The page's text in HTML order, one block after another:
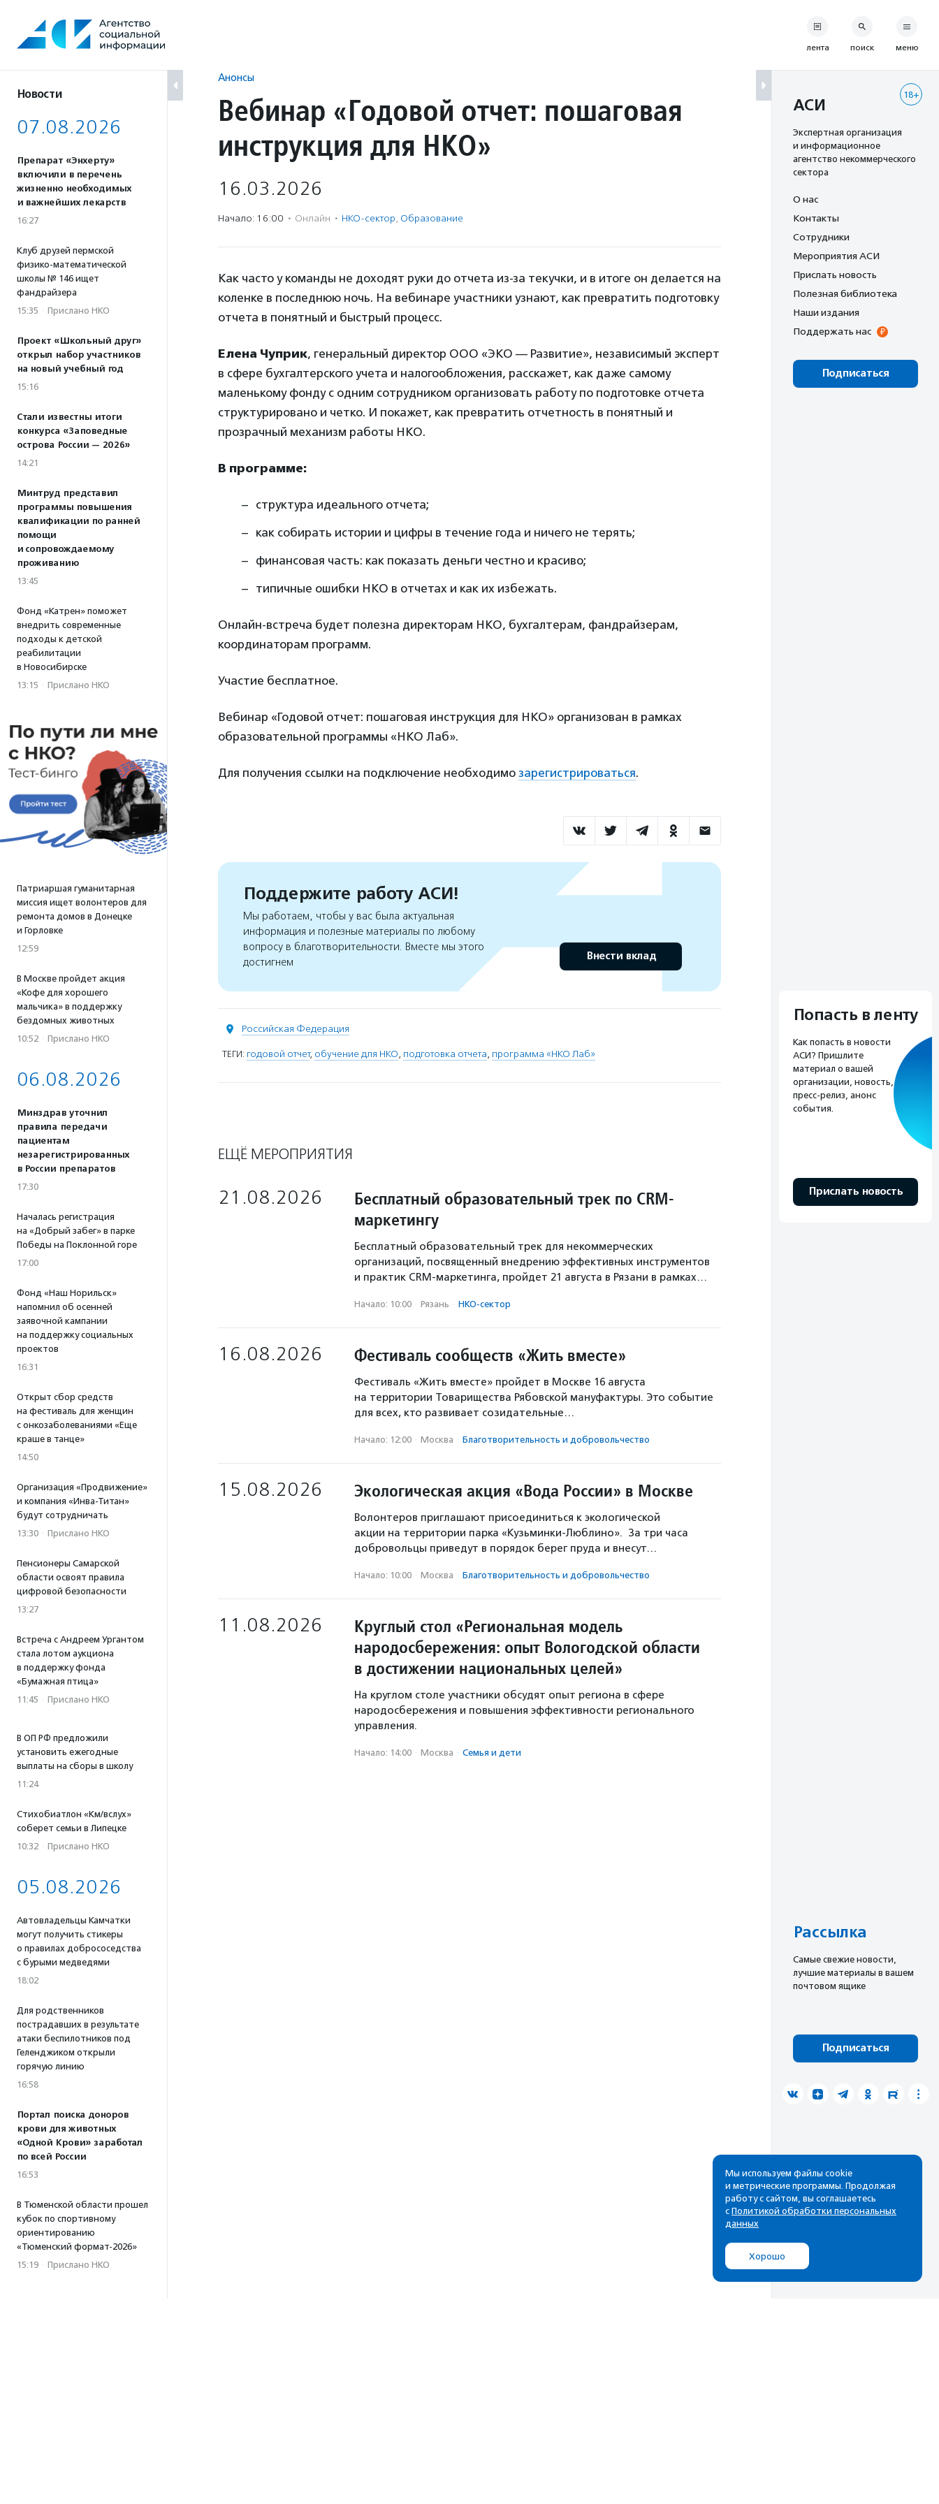
содержанию
Новости
07.08.2026
Препарат «Энхерту»
включили в перечень
жизненно необходимых
и важнейших лекарств
16:27
Клуб друзей пермской
физико-математической
школы № 146 ищет
фандрайзера
15:35 · Прислано НКО
Проект «Школьный друг»
открыл набор участников
на новый учебный год
15:16
Стали известны итоги
конкурса «Заповедные
острова России — 2026»
14:21
Минтруд представил
программы повышения
квалификации по ранней
помощи
и сопровождаемому
проживанию
13:45
Фонд «Катрен» поможет
внедрить современные
подходы к детской
реабилитации
в Новосибирске
13:15 · Прислано НКО
Патриаршая гуманитарная
миссия ищет волонтеров для
ремонта домов в Донецке
и Горловке
12:59
В Москве пройдет акция
«Кофе для хорошего
мальчика» в поддержку
бездомных животных
10:52 · Прислано НКО
06.08.2026
Минздрав уточнил
правила передачи
пациентам
незарегистрированных
в России препаратов
17:30
Началась регистрация
на «Добрый забег» в парке
Победы на Поклонной горе
17:00
Фонд «Наш Норильск»
напомнил об осенней
заявочной кампании
на поддержку социальных
проектов
16:31
Открыт сбор средств
на фестиваль для женщин
с онкозаболеваниями «Еще
краше в танце»
14:50
Организация «Продвижение»
и компания «Инва-Титан»
будут сотрудничать
13:30 · Прислано НКО
Пенсионеры Самарской
области освоят правила
цифровой безопасности
13:27
Встреча с Андреем Ургантом
стала лотом аукциона
в поддержку фонда
«Бумажная птица»
11:45 · Прислано НКО
В ОП РФ предложили
установить ежегодные
выплаты на сборы в школу
11:24
Стихобиатлон «Км/вслух»
соберет семьи в Липецке
10:32 · Прислано НКО
05.08.2026
Автовладельцы Камчатки
могут получить стикеры
о правилах добрососедства
с бурыми медведями
18:02
Для родственников
пострадавших в результате
атаки беспилотников под
Геленджиком открыли
горячую линию
16:58
Портал поиска доноров
крови для животных
«Одной Крови» заработал
по всей России
16:53
В Тюменской области прошел
кубок по спортивному
ориентированию
«Тюменский формат-2026»
15:19 · Прислано НКО
Анонсы
Вебинар «Годовой отчет: пошаговая
инструкция для НКО»
16.03.2026
Начало: 16:00 · Онлайн · НКО-сектор, Образование
Как часто у команды не доходят руки до отчета из-за текучки, и в итоге он делается на
коленке в последнюю ночь. На вебинаре участники узнают, как превратить подготовку
отчета в понятный и быстрый процесс.
Елена Чуприк, генеральный директор ООО «ЭКО — Развитие», независимый эксперт
в сфере бухгалтерского учета и налогообложения, расскажет, как даже самому
маленькому фонду с одним сотрудником организовать работу по подготовке отчета
структурировано и четко. И покажет, как превратить отчетность в понятный и
прозрачный механизм работы НКО.
В программе:
структура идеального отчета;
как собирать истории и цифры в течение года и ничего не терять;
финансовая часть: как показать деньги честно и красиво;
типичные ошибки НКО в отчетах и как их избежать.
Онлайн-встреча будет полезна директорам НКО, бухгалтерам, фандрайзерам,
координаторам программ.
Участие бесплатное.
Вебинар «Годовой отчет: пошаговая инструкция для НКО» организован в рамках
образовательной программы «НКО Лаб».
Для получения ссылки на подключение необходимо зарегистрироваться.
Поддержите работу АСИ!
Мы работаем, чтобы у вас была актуальная
информация и полезные материалы по любому
вопросу в благотворительности. Вместе мы этого
достигнем
Внести вклад
Российская Федерация
ТЕГИ: годовой отчет, обучение для НКО, подготовка отчета, программа «НКО Лаб»
ЕЩЁ МЕРОПРИЯТИЯ
21.08.2026
Бесплатный образовательный трек по CRM-
маркетингу
Бесплатный образовательный трек для некоммерческих
организаций, посвященный внедрению эффективных инструментов
и практик CRM-маркетинга, пройдет 21 августа в Рязани в рамках…
Начало: 10:00 · Рязань · НКО-сектор
16.08.2026 Фестиваль сообществ «Жить вместе»
Фестиваль «Жить вместе» пройдет в Москве 16 августа
на территории Товарищества Рябовской мануфактуры. Это событие
для всех, кто развивает созидательные…
Начало: 12:00 · Москва · Благотвори­тель­ность и доброволь­чест­во
15.08.2026 Экологическая акция «Вода России» в Москве
Волонтеров приглашают присоединиться к экологической
акции на территории парка «Кузьминки-Люблино». За три часа
добровольцы приведут в порядок берег пруда и внесут…
Начало: 10:00 · Москва · Благотвори­тель­ность и доброволь­чест­во
11.08.2026
Круглый стол «Региональная модель
народосбережения: опыт Вологодской области
в достижении национальных целей»
На круглом столе участники обсудят опыт региона в сфере
народосбережения и повышения эффективности регионального
управления.
Начало: 14:00 · Москва · Семья и дети
лента поиск меню
18+
АСИ
Экспертная организация
и информационное
агентство некоммерческого
сектора
О нас
Контакты
Сотрудники
Мероприятия АСИ
Прислать новость
Полезная библиотека
Наши издания
Поддержать нас
Подписаться
Попасть в ленту
Как попасть в новости
АСИ? Пришлите
материал о вашей
организации, новость,
пресс-релиз, анонс
события.
Прислать новость
Рассылка
Cамые свежие новости,
лучшие материалы в вашем
почтовом ящике
Подписаться
Мы используем файлы cookie
и метрические программы. Продолжая
работу с сайтом, вы соглашаетесь
с Политикой обработки персональных
данных
Хорошо